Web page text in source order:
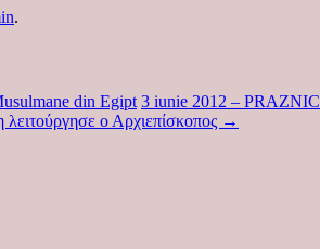
.
din Egipt 3 iunie 2012 –
ο Αρχιεπίσκοπος →